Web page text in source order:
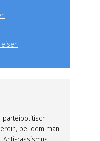
parteipolitisch
bei dem man